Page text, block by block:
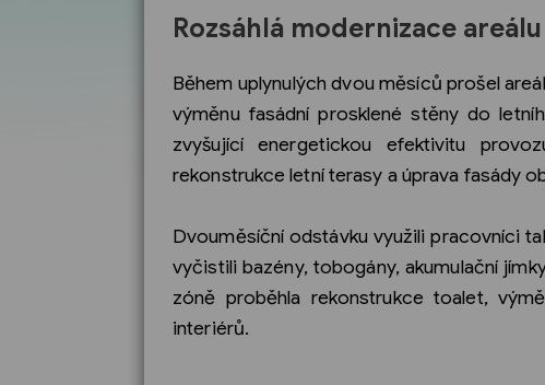
Rozsáhlá modernizace areálu
Během uplynulých dvou měsíců prošel
výměnu fasádní prosklené stěny do
zvyšující energetickou efektivitu
rekonstrukce letní terasy a úprava fasády
Dvouměsíční odstávku využili pracovníci
vyčistili bazény, tobogány, akumulační
zóně proběhla rekonstrukce toalet,
interiérů.